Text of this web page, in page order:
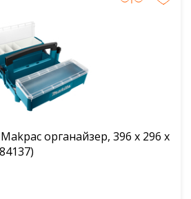
органайзер, 396 x 296 x
(P-84137)